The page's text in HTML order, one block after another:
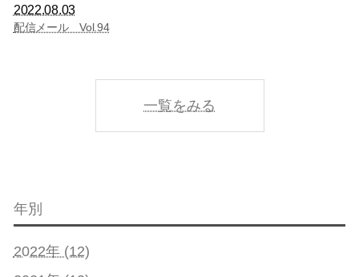
2022.08.03
配信メール Vol.94
一覧をみる
年別
2022年 (12)